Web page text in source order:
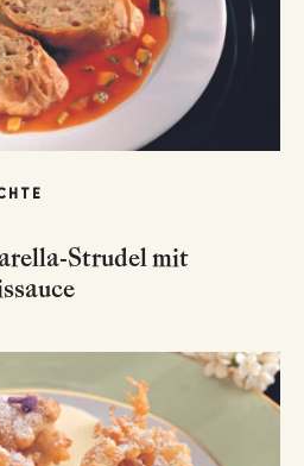
Strudel mit